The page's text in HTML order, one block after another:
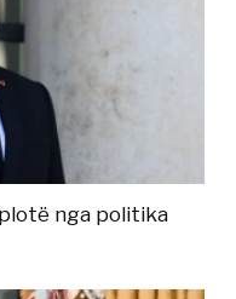
nga politika